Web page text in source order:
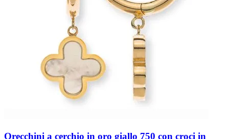
Orecchini a cerchio in oro giallo 750 con croci in